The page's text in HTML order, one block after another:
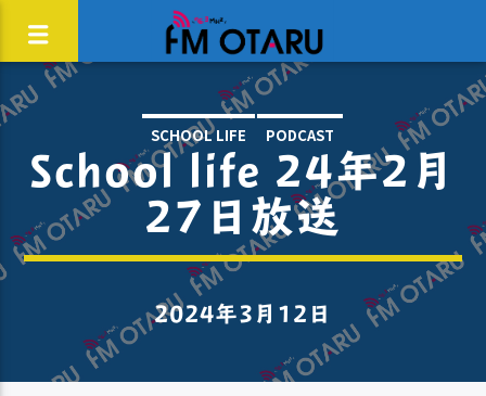
SCHOOL LIFE PODCAST
School life 24年2月
27日放送
2024年3月12日